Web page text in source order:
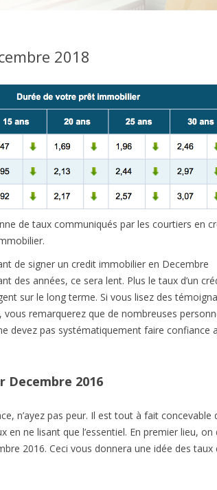
2018
de taux communiqués par les courtiers en
de signer un credit immobilier en Decembre
des années, ce sera lent. Plus le taux d’un
sur le long terme. Si vous lisez des
remarquerez que de nombreuses
devez pas systématiquement faire confiance
2016
n’ayez pas peur. Il est tout à fait concevable
ne lisant que l’essentiel. En premier lieu, on
2016. Ceci vous donnera une idée des taux